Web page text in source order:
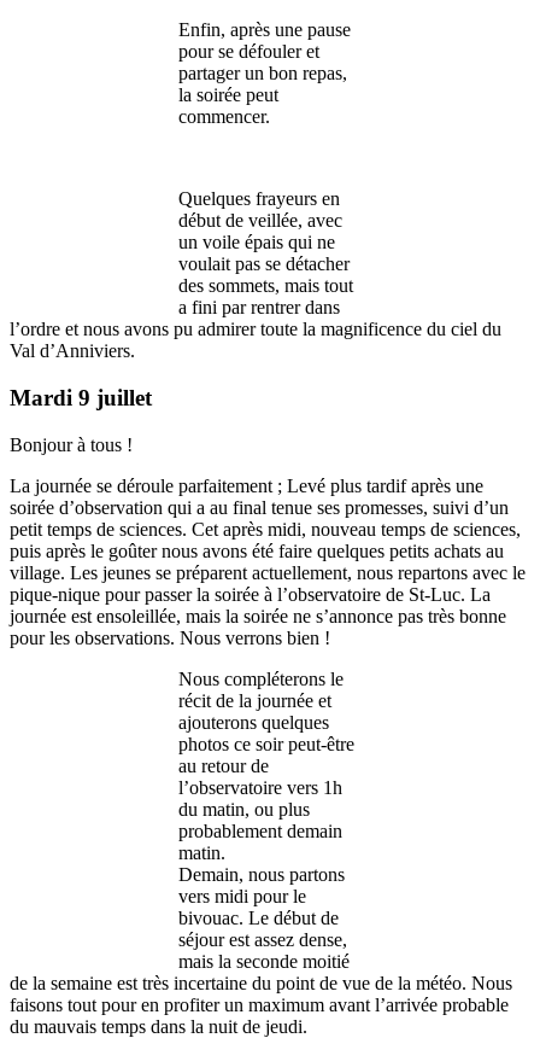
Enfin, après une pause
pour se défouler et
partager un bon repas,
la soirée peut
commencer.
Quelques frayeurs en
début de veillée, avec
un voile épais qui ne
voulait pas se détacher
des sommets, mais tout
a fini par rentrer dans
l’ordre et nous avons pu admirer toute la magnificence du ciel du
Val d’Anniviers.
Mardi 9 juillet
Bonjour à tous !
La journée se déroule parfaitement ; Levé plus tardif après une
soirée d’observation qui a au final tenue ses promesses, suivi d’un
petit temps de sciences. Cet après midi, nouveau temps de sciences,
puis après le goûter nous avons été faire quelques petits achats au
village. Les jeunes se préparent actuellement, nous repartons avec le
pique-nique pour passer la soirée à l’observatoire de St-Luc. La
journée est ensoleillée, mais la soirée ne s’annonce pas très bonne
pour les observations. Nous verrons bien !
Nous compléterons le
récit de la journée et
ajouterons quelques
photos ce soir peut-être
au retour de
l’observatoire vers 1h
du matin, ou plus
probablement demain
matin.
Demain, nous partons
vers midi pour le
bivouac. Le début de
séjour est assez dense,
mais la seconde moitié
de la semaine est très incertaine du point de vue de la météo. Nous
faisons tout pour en profiter un maximum avant l’arrivée probable
du mauvais temps dans la nuit de jeudi.